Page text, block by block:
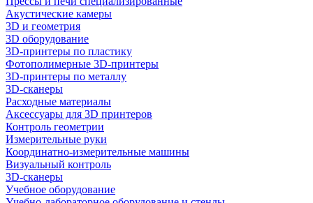
Акустические камеры
3D и геометрия
3D оборудование
3D-принтеры по пластику
Фотополимерные 3D-принтеры
3D-принтеры по металлу
3D-сканеры
Расходные материалы
Аксессуары для 3D принтеров
Контроль геометрии
Измерительные руки
Координатно-измерительные машины
Визуальный контроль
3D-сканеры
Учебное оборудование